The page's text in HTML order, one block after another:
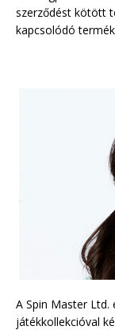
szerződést kötött
kapcsolódó
A Spin Master Ltd.
játékkollekcióval